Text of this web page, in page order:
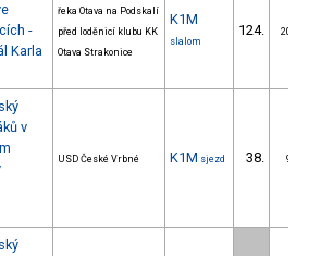
-
Karla
řeka Otava na Podskalí
před loděnicí klubu KK
Otava Strakonice
K1M
slalom
124. 20/ZM
v
USD České Vrbné K1M sjezd 38. 9/ZM